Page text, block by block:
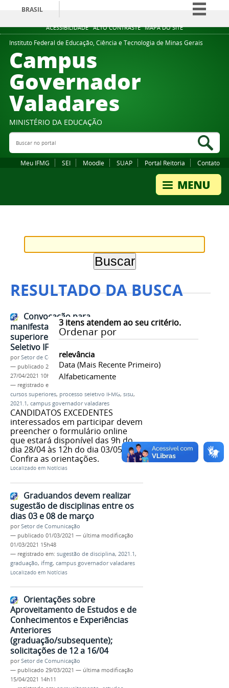
ACESSIBILIDADE ALTO CONTRASTE MAPA DO SITE
BRASIL
Simplifique!
Comunica BR
Instituto Federal de Educação, Ciência e Tecnologia de Minas Gerais
Campus
Governador
Valadares
MINISTÉRIO DA EDUCAÇÃO
Buscar no portal
Meu IFMG SEI Moodle SUAP Portal Reitoria Contato
RESULTADO DA BUSCA
3itens atendem ao seu critério.
Ordenar por
relevância
Data (mais Recente Primeiro)
Alfabeticamente
Convocação para
manifestação de interesse (cursos
superiores): Sisu e Processo
Seletivo IFMG 2021/1
porSetor de Comunicação
— publicado 27/04/2021 —última modificação
27/04/2021 10h53
— registrado em:
cursos superiores, processo seletivo IFMG, sisu,
2021.1, campus governador valadares
CANDIDATOS EXCEDENTES
interessados em participar devem
preencher o formulário online
que estará disponível das 9h do
dia 28/04 às 12h do dia 03/05.
Confira as orientações.
Localizado em Notícias
Graduandos devem realizar
sugestão de disciplinas entre os
dias 03 e 08 de março
porSetor de Comunicação
— publicado 01/03/2021 — última modificação
01/03/2021 15h48
— registrado em: sugestão de disciplina, 2021.1,
graduação, ifmg, campus governador valadares
Localizado em Notícias
Orientações sobre
Aproveitamento de Estudos e de
Conhecimentos e Experiências
Anteriores
(graduação/subsequente);
solicitações de 12 a 16/04
porSetor de Comunicação
— publicado 29/03/2021 — última modificação
15/04/2021 14h11